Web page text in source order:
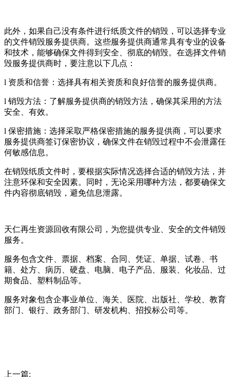
此外，如果自己没有条件进行纸质文件的销毁，可以选择专业
的文件销毁服务提供商。这些服务提供商通常具有专业的设备
和技术，能够确保文件得到安全、彻底的销毁。在选择文件销
毁服务提供商时，要注意以下几点：
l 资质和信誉：选择具有相关资质和良好信誉的服务提供商。
l 销毁方法：了解服务提供商的销毁方法，确保其采用的方法
安全、有效。
l 保密措施：选择采取严格保密措施的服务提供商，可以要求
服务提供商签订保密协议，确保文件在销毁过程中不会泄露任
何敏感信息。
在销毁纸质文件时，要根据实际情况选择合适的销毁方法，并
注意环保和安全因素。同时，无论采用哪种方法，都要确保文
件内容彻底销毁，避免信息泄露。
天仁再生资源回收有限公司，为您提供专业、安全的文件销毁
服务。
服务包含文件、票据、档案、合同、凭证、单据、试卷、书
籍、处方、病历、硬盘、电脑、电子产品、服装、化妆品、过
期食品、塑料制品等。
服务对象包含企事业单位、海关、医院、出版社、学校、教育
部门、银行、政务部门、研发机构、招投标公司等。
上一篇: